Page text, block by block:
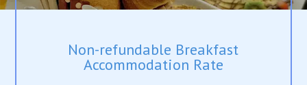
Non-refundable Breakfast
Accommodation Rate